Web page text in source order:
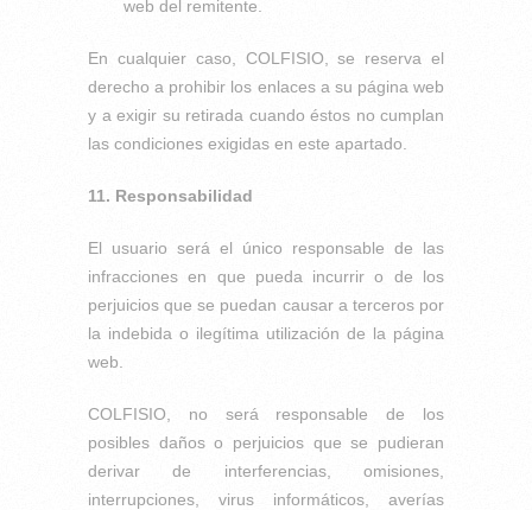
web del remitente.
En cualquier caso, COLFISIO, se reserva el
derecho a prohibir los enlaces a su página web
y a exigir su retirada cuando éstos no cumplan
las condiciones exigidas en este apartado.
11. Responsabilidad
El usuario será el único responsable de las
infracciones en que pueda incurrir o de los
perjuicios que se puedan causar a terceros por
la indebida o ilegítima utilización de la página
web.
COLFISIO, no será responsable de los
posibles daños o perjuicios que se pudieran
derivar de interferencias, omisiones,
interrupciones, virus informáticos, averías